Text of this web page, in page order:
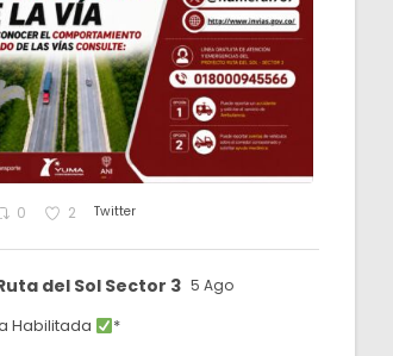
0 2 Twitter
del Sol Sector 3 5 Ago
Habilitada
*